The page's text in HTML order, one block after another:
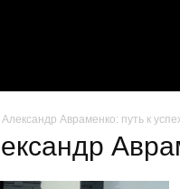
Александр Авраменко: путь к